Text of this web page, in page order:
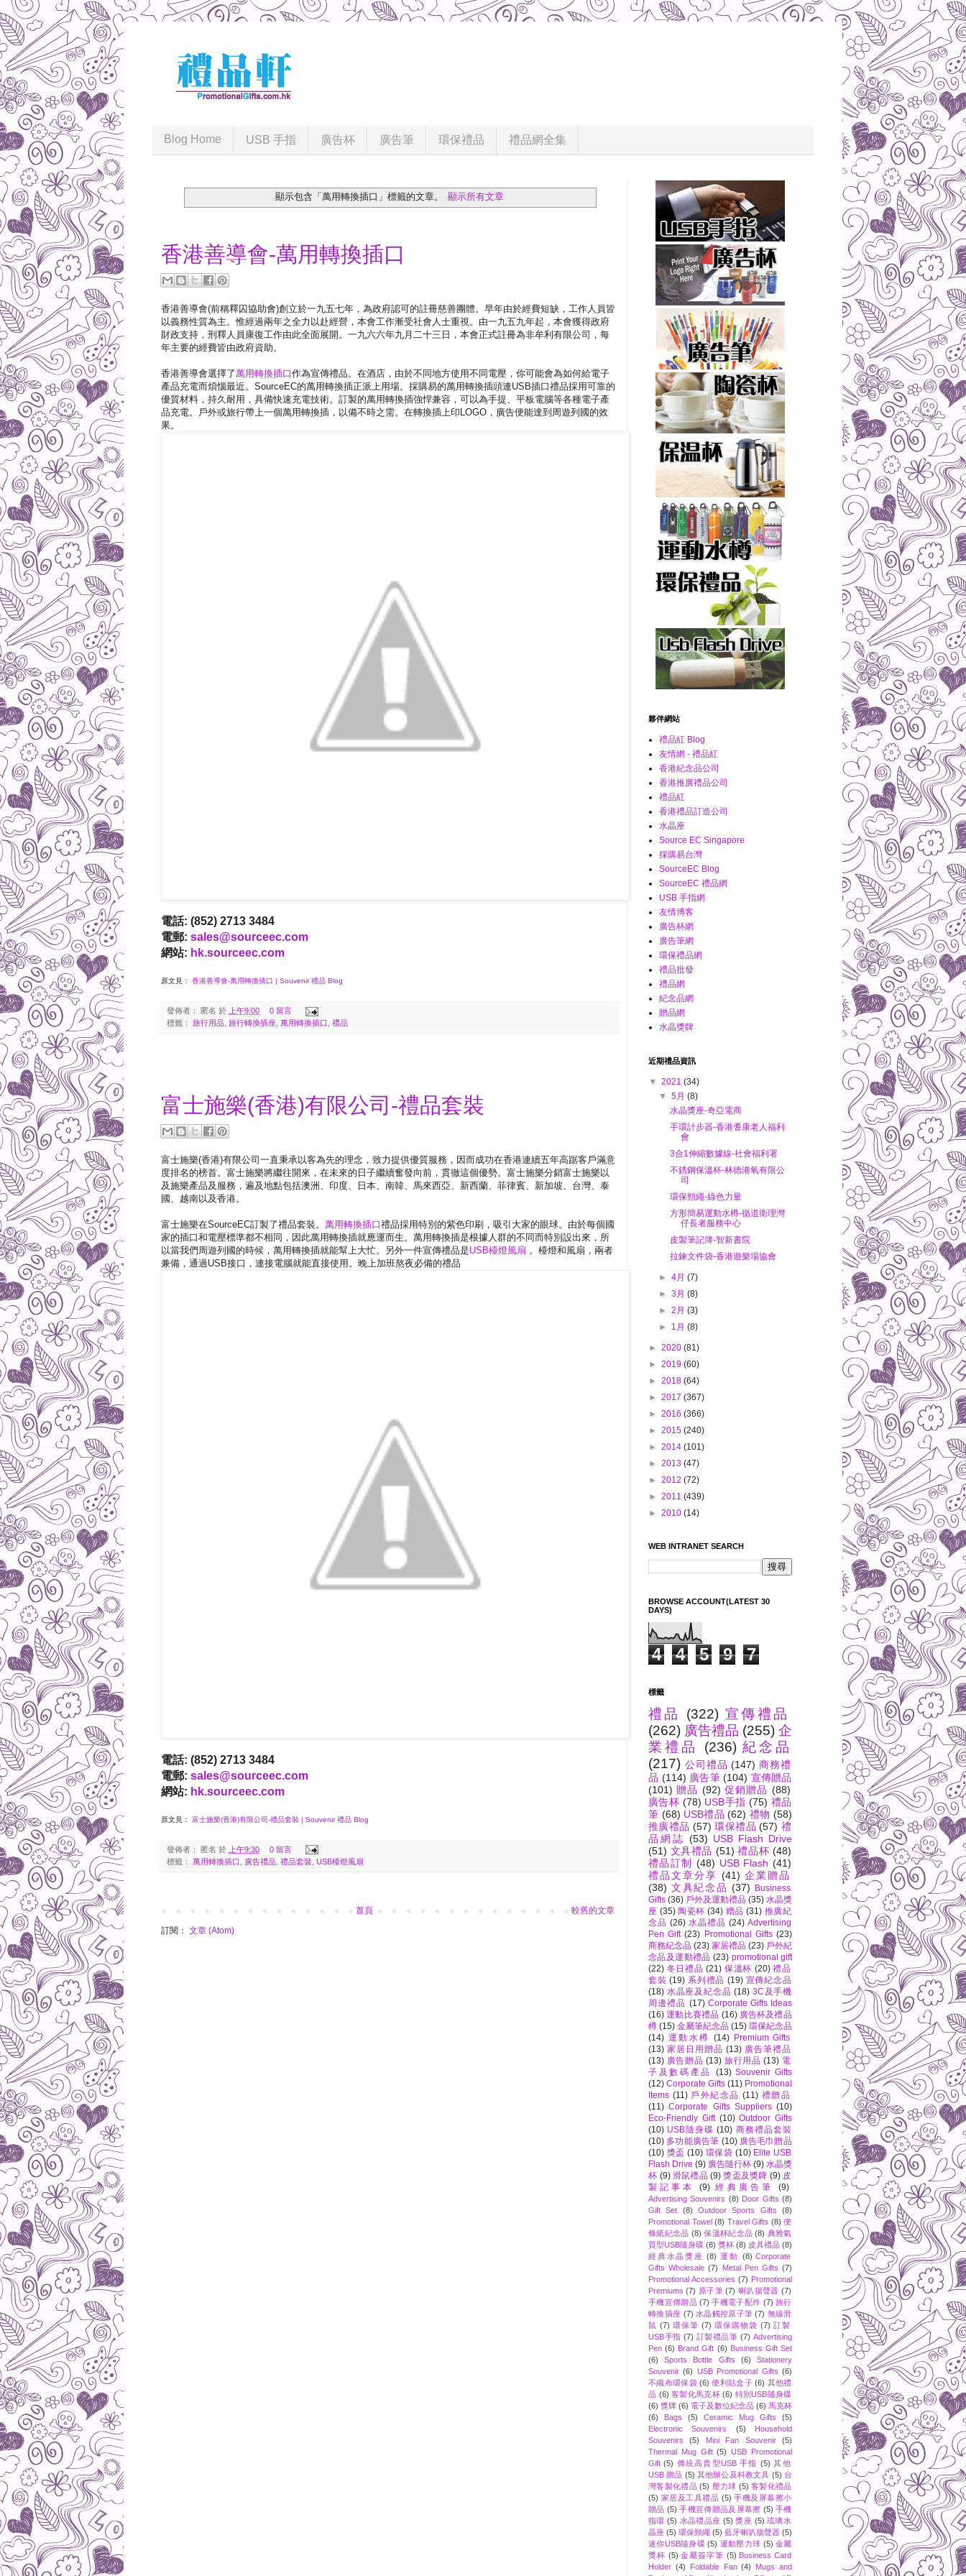
Blog Home USB 手指 廣告杯 廣告筆 環保禮品 禮品網全集
顯示包含「萬用轉換插口」標籤的文章。 顯示所有文章
香港善導會-萬用轉換插口
香港善導會(前稱釋囚協助會)創立於一九五七年，為政府認可的註冊慈善團體。早年由於經費短缺，工作人員皆
以義務性質為主。惟經過兩年之全力以赴經營，本會工作漸受社會人士重視。由一九五九年起，本會獲得政府
財政支持，刑釋人員康復工作由此全面展開。一九六六年九月二十三日，本會正式註冊為非牟利有限公司，每
年主要的經費皆由政府資助。
香港善導會選擇了萬用轉換插口作為宣傳禮品。在酒店，由於不同地方使用不同電壓，你可能會為如何給電子
產品充電而煩惱最近。SourceEC的萬用轉換插正派上用場。採購易的萬用轉換插頭連USB插口禮品採用可靠的
優質材料，持久耐用，具備快速充電技術。訂製的萬用轉換插強悍兼容，可以為手提、平板電腦等各種電子產
品充電。戶外或旅行帶上一個萬用轉換插，以備不時之需。在轉換插上印LOGO，廣告便能達到周遊列國的效
果。
電話: (852) 2713 3484
電郵: sales@sourceec.com
網站: hk.sourceec.com
原文見： 香港善導會-萬用轉換插口 | Souvenir 禮品 Blog
發佈者： 匿名 於 上午9:00
0 留言
標籤： 旅行用品 旅行轉換插座 萬用轉換插口 禮品
富士施樂(香港)有限公司-禮品套裝
富士施樂(香港)有限公司一直秉承以客為先的理念，致力提供優質服務，因而成功在香港連續五年高踞客戶滿意
度排名的榜首。富士施樂將繼往開來，在未來的日子繼續奮發向前，貫徹這個優勢。富士施樂分銷富士施樂以
及施樂產品及服務，遍及地點包括澳洲、印度、日本、南韓、馬來西亞、新西蘭、菲律賓、新加坡、台灣、泰
國、越南以及香港。
富士施樂在SourceEC訂製了禮品套裝。 萬用轉換插口禮品採用特別的紫色印刷，吸引大家的眼球。由於每個國
家的插口和電壓標準都不相同，因此萬用轉換插就應運而生。萬用轉換插是根據人群的不同而特別設出來，所
以當我們周遊列國的時候，萬用轉換插就能幫上大忙。另外一件宣傳禮品是USB檯燈風扇 。檯燈和風扇，兩者
兼備，通過USB接口，連接電腦就能直接使用。晚上加班熬夜必備的禮品
電話: (852) 2713 3484
電郵: sales@sourceec.com
網站: hk.sourceec.com
原文見： 富士施樂(香港)有限公司-禮品套裝 | Souvenir 禮品 Blog
發佈者： 匿名 於 上午9:30
0 留言
標籤： 萬用轉換插口 廣告禮品 禮品套裝 USB檯燈風扇
較舊的文章
首頁
訂閱： 文章 (Atom)
夥伴網站
禮品紅 Blog
友情網 - 禮品紅
香港紀念品公司
香港推廣禮品公司
禮品紅
香港禮品訂造公司
水晶座
Source EC Singapore
採購易台灣
SourceEC Blog
SourceEC 禮品網
USB 手指網
友情博客
廣告杯網
廣告筆網
環保禮品網
禮品批發
禮品網
紀念品網
贈品網
水晶獎牌
近期禮品資訊
▼ 2021 (34)
▼5月(8)
水晶獎座-奇亞電商
手環計步器-香港耆康老人福利
會
3合1伸縮數據線-社會福利署
不銹鋼保溫杯-林德港氧有限公
司
環保頸繩-綠色力量
方形簡易運動水樽-循道衛理灣
仔長者服務中心
皮製筆記簿-智新書院
拉鍊文件袋-香港遊樂場協會
►4月(7)
►3月(8)
►2月(3)
► 1月(8)
► 2020 (81)
► 2019 (60)
► 2018 (64)
► 2017 (367)
► 2016 (366)
► 2015 (240)
► 2014 (101)
► 2013 (47)
► 2012 (72)
► 2011 (439)
► 2010 (14)
WEB INTRANET SEARCH
BROWSE ACCOUNT(LATEST 30
DAYS)
4 4 5 9 7
標籤
禮品 (322) 宣傳禮品
(262) 廣告禮品 (255) 企
業禮品
(236) 紀念品
(217) 公司禮品 (147) 商務禮
品 (114) 廣告筆 (104) 宣傳贈品
(101) 贈品 (92) 促銷贈品 (88)
廣告杯 (78) USB手指 (75) 禮品
筆 (68) USB禮品 (62) 禮物 (58)
推廣禮品 (57) 環保禮品 (57) 禮
品網誌 (53) USB Flash Drive
(51) 文具禮品 (51) 禮品杯 (48)
禮品訂制
(48) USB Flash (41)
禮品文章分享 (41) 企業贈品
(38) 文具紀念品 (37)
Business
Gifts (36) 戶外及運動禮品 (35) 水晶獎
座 (35) 陶瓷杯 (34) 赠品 (31) 推廣紀
念品 (26) 水晶禮品 (24) Advertising
Pen Gift (23) Promotional Gifts (23)
商務紀念品 (23) 家居禮品 (23) 戶外紀
念品及運動禮品 (23) promotional gift
(22) 冬日禮品 (21) 保溫杯 (20) 禮品
套裝 (19) 系列禮品 (19) 宣傳紀念品
(18) 水晶座及紀念品 (18) 3C及手機
周邊禮品 (17) Corporate Gifts Ideas
(16) 運動比賽禮品 (16) 廣告杯及禮品
樽 (15) 金屬筆紀念品 (15) 環保紀念品
(14) 運動水樽 (14) Premium Gifts
(13) 家居日用贈品 (13) 廣告筆禮品
(13) 廣告贈品 (13) 旅行用品 (13) 電
子及數碼產品
(13) Souvenir Gifts
(12) Corporate Gifts (11) Promotional
Items (11) 戶外紀念品 (11) 禮贈品
(11) Corporate Gifts Suppliers (10)
Eco-Friendly Gift (10) Outdoor Gifts
(10) USB隨身碟 (10) 商務禮品套裝
(10) 多功能廣告筆 (10) 廣告毛巾贈品
(10) 獎盃 (10) 環保袋 (10) Elite USB
Flash Drive (9) 廣告隨行杯 (9) 水晶獎
杯 (9) 滑鼠禮品 (9) 獎盃及獎牌 (9) 皮
製記事本
(9) 經典廣告筆 (9)
Advertising Souvenirs (8) Door Gifts (8)
Gift Set
(8) Outdoor Sports Gifts
(8)
Promotional Towel (8) Travel Gifts (8) 便
條紙紀念品 (8) 保溫杯紀念品 (8) 典雅氣
質型USB隨身碟 (8) 獎杯 (8) 皮具禮品 (8)
經典水晶獎座 (8) 運動 (8) Corporate
Gifts Wholesale (7) Metal Pen Gifts (7)
Promotional Accessories (7) Promotional
Premiums (7) 原子筆 (7) 喇叭揚聲器 (7)
手機宣傳贈品 (7) 手機電子配件 (7) 旅行
轉換插座 (7) 水晶觸控原子筆 (7) 無線滑
鼠 (7) 環保筆 (7) 環保購物袋 (7) 訂製
USB手指 (7) 訂製禮品筆 (7) Advertising
Pen (6) Brand Gift (6) Business Gift Set
(6)
Sports Bottle Gifts (6)
Stationery
Souvenir (6) USB Promotional Gifts (6)
不織布環保袋 (6) 便利貼盒子 (6) 其他禮
品 (6) 客製化馬克杯 (6) 特別USB隨身碟
(6) 獎牌 (6) 電子及數位紀念品 (6) 馬克杯
(6)
Bags (5) Ceramic Mug Gifts
(5)
Electronic Souvenirs
(5)
Household
Souvenirs
(5) Mini Fan Souvenir
(5)
Thermal Mug Gift (5)
USB Promotional
Gift (5) 傳統高貴型USB 手指 (5) 其他
USB 贈品 (5) 其他辦公及科教文具 (5) 台
灣客製化禮品 (5) 壓力球 (5) 客製化禮品
(5) 家居及工具禮品 (5) 手機及屏幕擦小
贈品 (5) 手機宣傳贈品及屏幕擦 (5) 手機
指環 (5) 水晶禮品座 (5) 獎座 (5) 琉璃水
晶座 (5) 環保頸繩 (5) 藍牙喇叭揚聲器 (5)
迷你USB隨身碟 (5) 運動壓力球 (5) 金屬
獎杯 (5) 金屬簽字筆 (5) Business Card
Holder (4) Foldable Fan (4)
Mugs and